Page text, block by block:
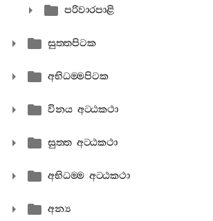
පරිවාරපාළි
සුත‍්තපිටක
අභිධම‍්මපිටක
විනය අට‍්ඨකථා
සුත‍්ත අට‍්ඨකථා
අභිධම‍්ම අට‍්ඨකථා
අන්‍ය